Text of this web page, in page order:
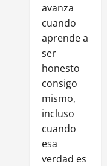
avanza
cuando
aprende a
ser
honesto
consigo
mismo,
incluso
cuando
esa
verdad es